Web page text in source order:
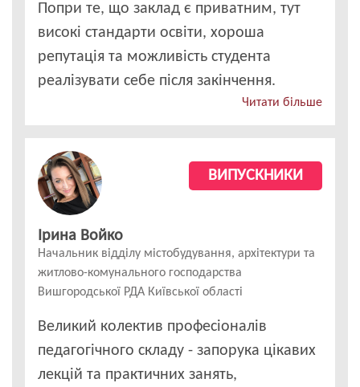
Попри те, що заклад є приватним, тут
високі стандарти освіти, хороша
репутація та можливість студента
реалізувати себе після закінчення.
Читати більше
ВИПУСКНИКИ
Ірина Войко
Начальник відділу містобудування, архітектури та
житлово-комунального господарства
Вишгородської РДА Київської області
Великий колектив професіоналів
педагогічного складу - запорука цікавих
лекцій та практичних занять,